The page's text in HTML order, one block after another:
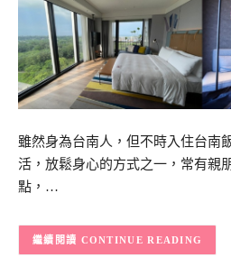
雖然身為台南人，但不時入住台南
活，放鬆身心的方式之一，常有親
點，…
CONTINUE READING